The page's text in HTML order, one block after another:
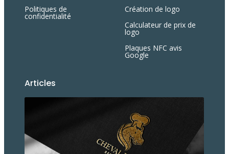
Politiques de
confidentialité
Création de logo
Calculateur de prix de
logo
Plaques NFC avis
Google
Articles